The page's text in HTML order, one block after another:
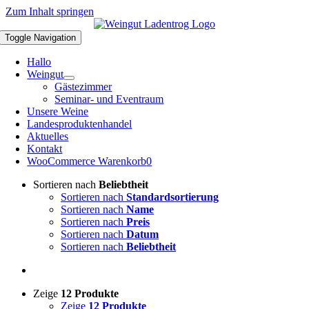
Zum Inhalt springen
Toggle Navigation
Hallo
Weingut
Gästezimmer
Seminar- und Eventraum
Unsere Weine
Landesproduktenhandel
Aktuelles
Kontakt
WooCommerce Warenkorb0
Sortieren nach Beliebtheit
Sortieren nach Standardsortierung
Sortieren nach Name
Sortieren nach Preis
Sortieren nach Datum
Sortieren nach Beliebtheit
Zeige 12 Produkte
Zeige 12 Produkte